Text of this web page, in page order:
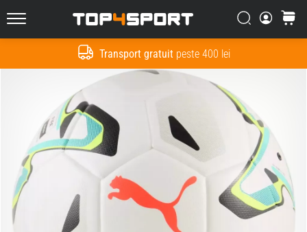
Transport gratuitpeste 400 lei
Top4Sport.ro Căutare
Cos